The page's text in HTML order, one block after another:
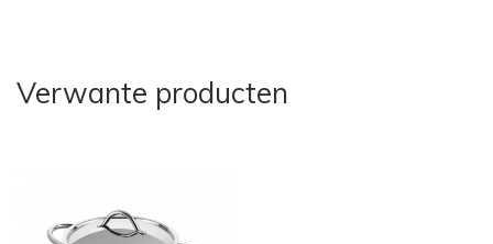
Verwante producten